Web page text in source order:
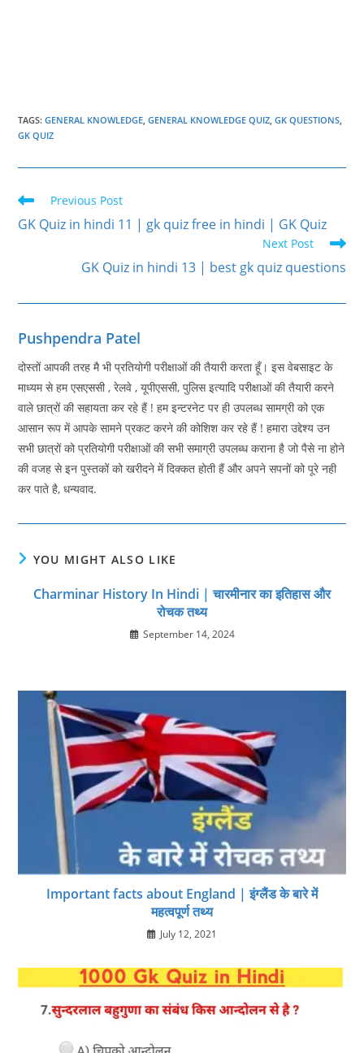
TAGS:GENERAL KNOWLEDGE, GENERAL KNOWLEDGE QUIZ, GK QUESTIONS,
GK QUIZ
Read
articles
Previous Post
GK Quiz in hindi 11 | gk quiz free in hindi | GK Quiz
Next Post
GK Quiz in hindi 13 | best gk quiz questions
Pushpendra Patel
दोस्तों आपकी तरह मै भी प्रतियोगी परीक्षाओं की तैयारी करता हूँ। इस वेबसाइट के
माध्यम से हम एसएससी , रेलवे , यूपीएससी, पुलिस इत्यादि परीक्षाओं की तैयारी करने
वाले छात्रों की सहायता कर रहे हैं ! हम इन्टरनेट पर ही उपलब्ध सामग्री को एक
आसान रूप में आपके सामने प्रकट करने की कोशिश कर रहे हैं ! हमारा उद्देश्य उन
सभी छात्रों को प्रतियोगी परीक्षाओं की सभी समाग्री उपलब्ध कराना है जो पैसे ना होने
की वजह से इन पुस्तकों को खरीदने में दिक्कत होती हैं और अपने सपनों को पूरे नही
कर पाते है, धन्यवाद.
YOU MIGHT ALSO LIKE
Charminar History In Hindi | चारमीनार का इतिहास और
रोचक तथ्‍य
September 14, 2024
Important facts about England | इंग्लैंड के बारे में
महत्वपूर्ण तथ्य
July 12, 2021